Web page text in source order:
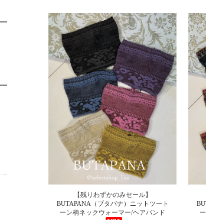
【残りわずかのみセール】
BUTAPANA（ブタパナ）ニットツート
ーン柄ネックウォーマー/ヘアバンド